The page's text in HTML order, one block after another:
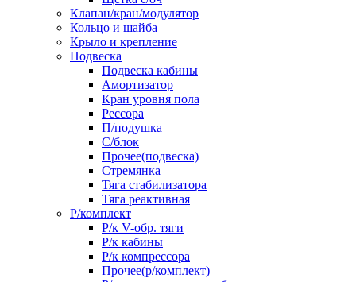
Клапан/кран/модулятор
Кольцо и шайба
Крыло и крепление
Подвеска
Подвеска кабины
Амортизатор
Кран уровня пола
Рессора
П/подушка
С/блок
Прочее(подвеска)
Стремянка
Тяга стабилизатора
Тяга реактивная
Р/комплект
Р/к V-обр. тяги
Р/к кабины
Р/к компрессора
Прочее(р/комплект)